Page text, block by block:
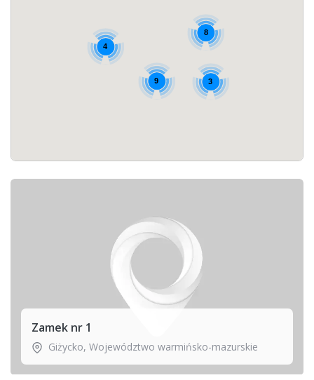
9 3
8
4
Zamek nr 1
Giżycko, Województwo warmińsko-mazurskie